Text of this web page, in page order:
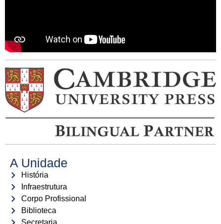
A Unidade
História
Infraestrutura
Corpo Profissional
Biblioteca
Secretaria